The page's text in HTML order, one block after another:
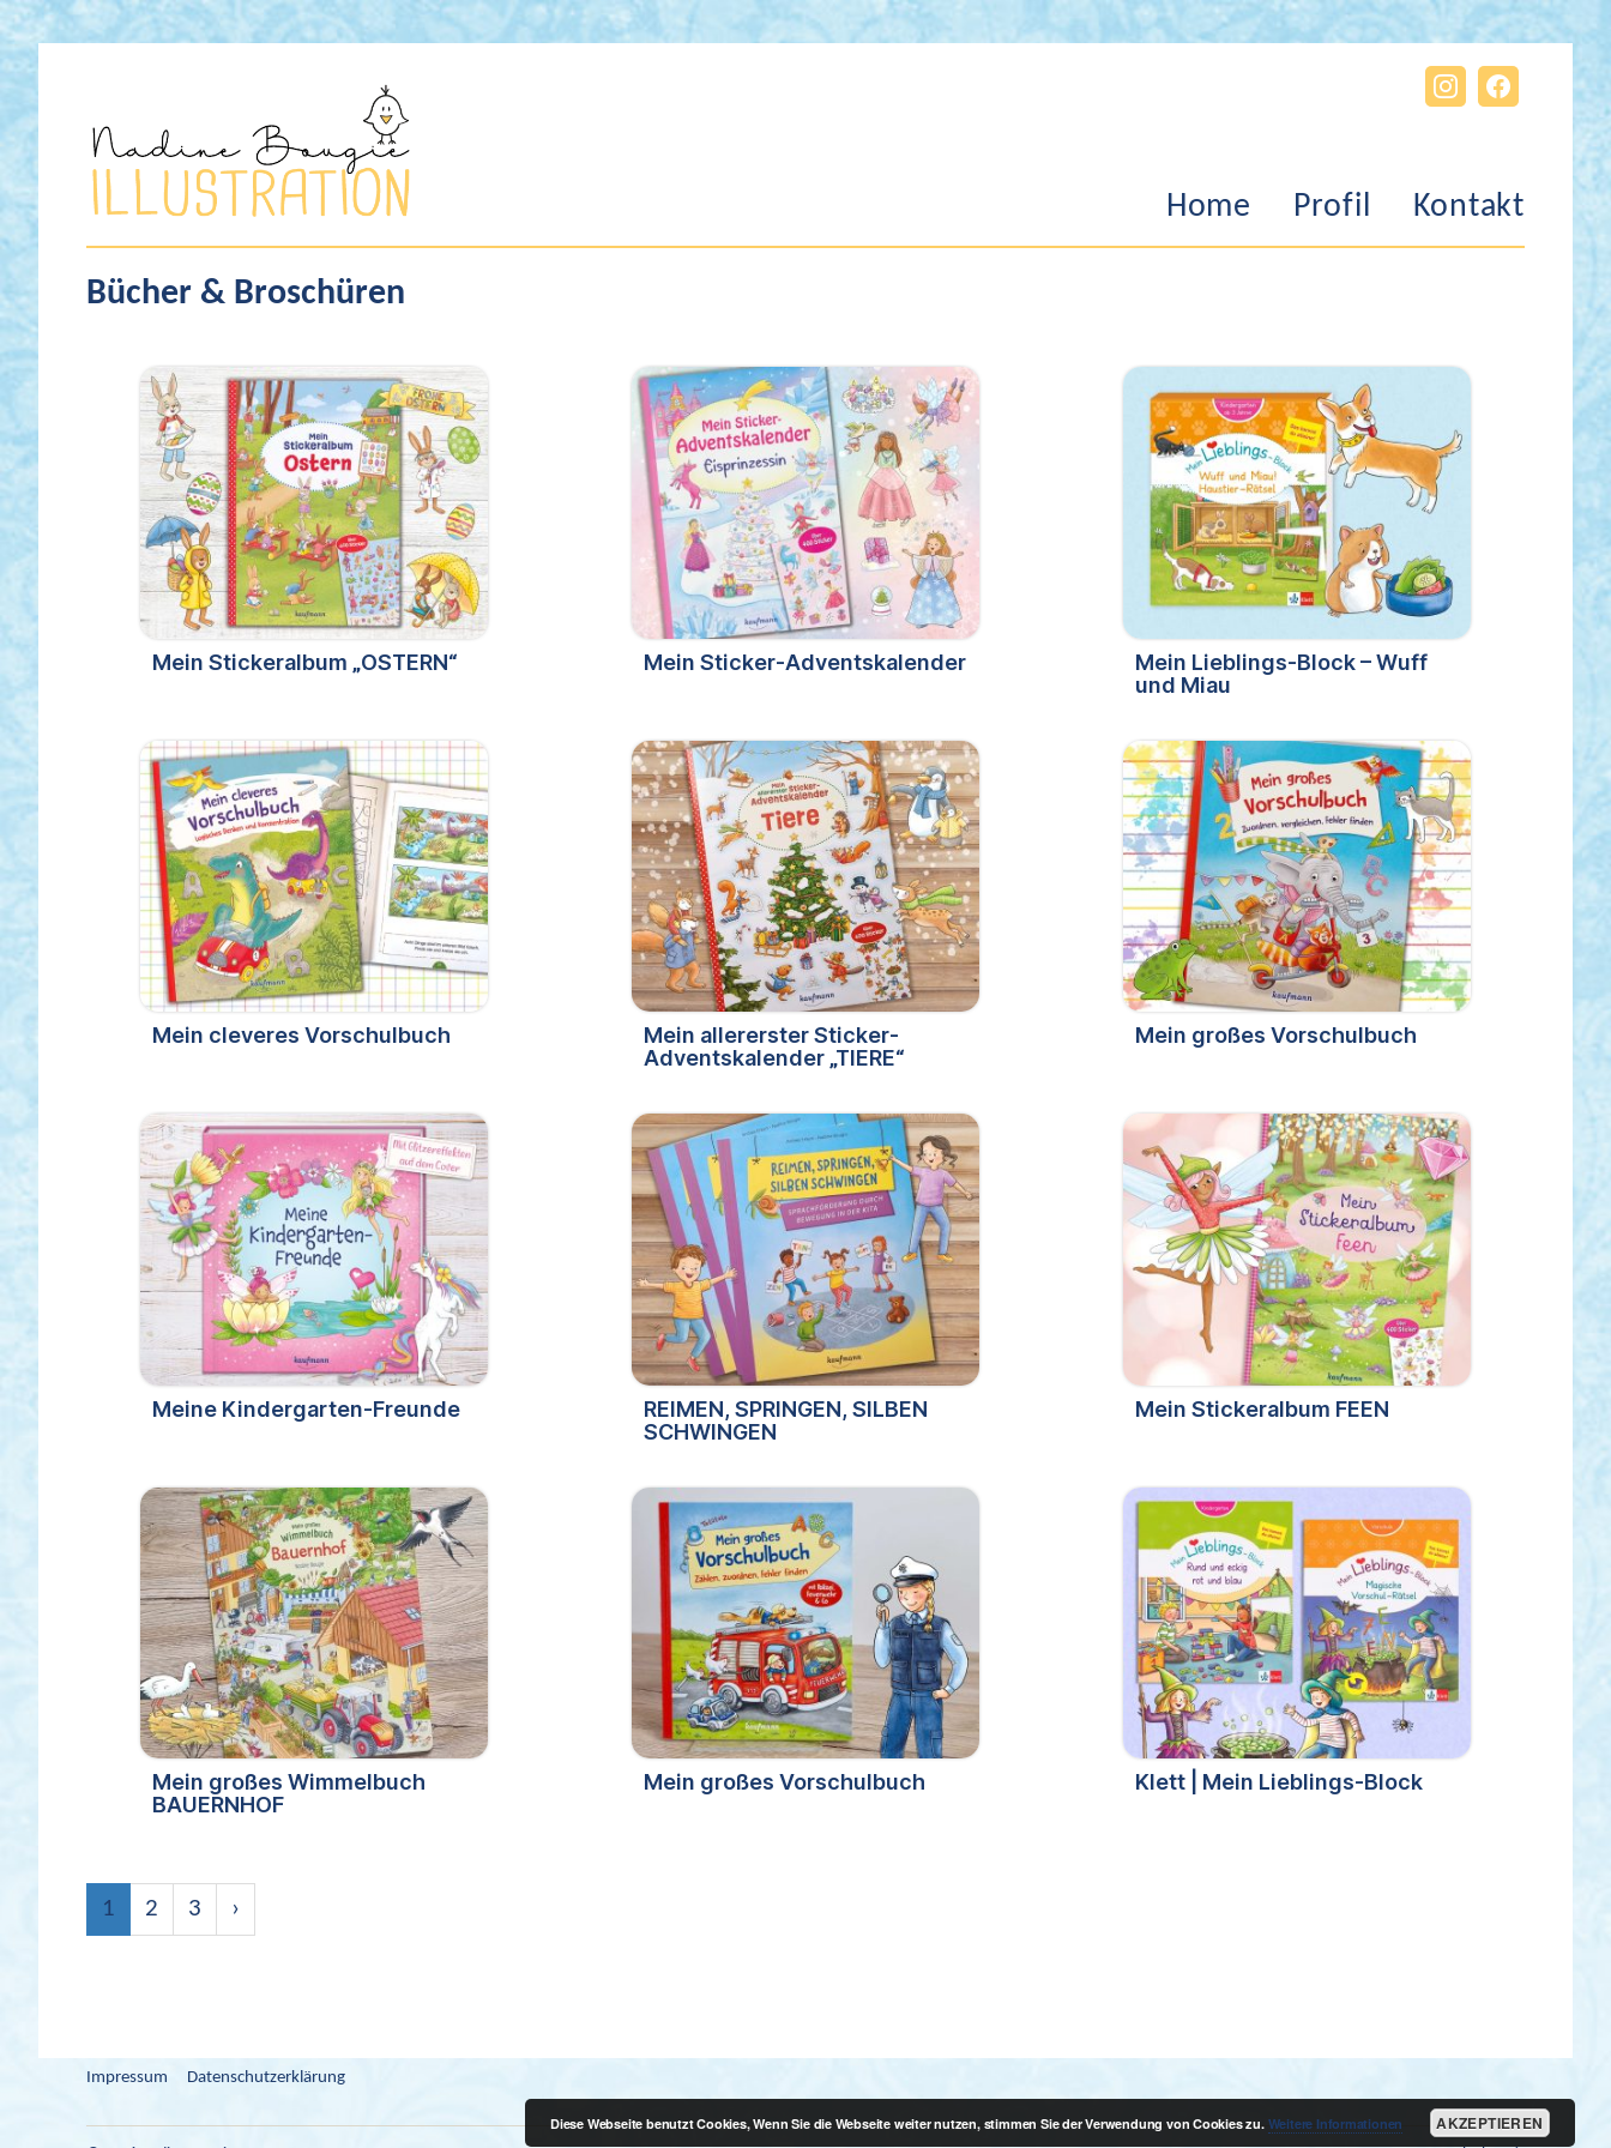
Home Profil Kontakt
Bücher & Broschüren
Mein Stickeralbum „OSTERN“ Mein Sticker-Adventskalender
Mein Lieblings-Block – Wuff
und Miau
Mein cleveres Vorschulbuch
Mein allererster Sticker-
Adventskalender „TIERE“
Mein großes Vorschulbuch
Meine Kindergarten-Freunde
REIMEN, SPRINGEN, SILBEN
SCHWINGEN
Mein Stickeralbum FEEN
Mein großes Wimmelbuch
BAUERNHOF
Mein großes Vorschulbuch Klett | Mein Lieblings-Block
1 2 3 ›
Impressum Datenschutzerklärung
Diese Webseite benutzt Cookies, Wenn Sie die Webseite weiter nutzen, stimmen Sie der Verwendung von Cookies zu. Weitere Informationen AKZEPTIEREN